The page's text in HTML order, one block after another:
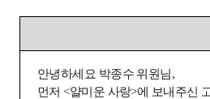
안녕하세요 박종수 위원님,
먼저 <얄미운 사랑>에 보내주신